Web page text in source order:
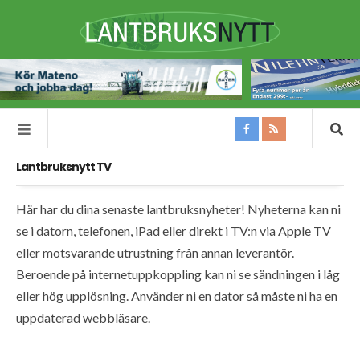
Lantbruksnytt TV
Här har du dina senaste lantbruksnyheter! Nyheterna kan ni
se i datorn, telefonen, iPad eller direkt i TV:n via Apple TV
eller motsvarande utrustning från annan leverantör.
Beroende på internetuppkoppling kan ni se sändningen i låg
eller hög upplösning. Använder ni en dator så måste ni ha en
uppdaterad webbläsare.